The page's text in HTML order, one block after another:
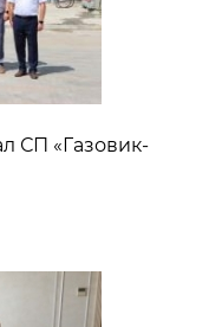
СП «Газовик-